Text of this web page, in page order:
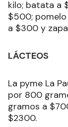
kilo; batata a
$500;
a $300 y
LÁCTEOS
La pyme La
por 800
gramos a
$2300.